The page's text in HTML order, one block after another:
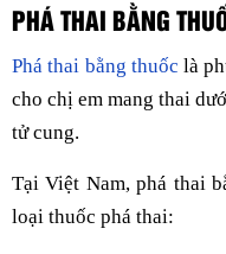
PHÁ THAI BẰNG
Phá thai bằng thuốc là
cho chị em mang thai
tử cung.
Tại Việt Nam, phá thai
loại thuốc phá thai: